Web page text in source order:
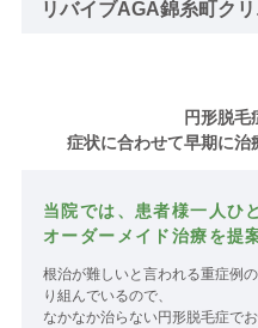
リバイブAGA錦糸町ク
円形脱毛
症状に合わせて早期に
当院では、患者様一人ひ
オーダーメイド治療を提
根治が難しいと言われる重症例
り組んでいるので、
なかなか治らない円形脱毛症で